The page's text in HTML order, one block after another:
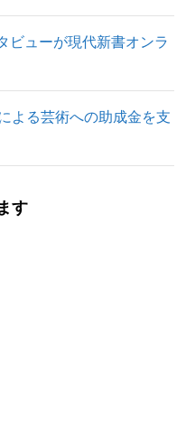
ビューが現代新書オンラ
よる芸術への助成金を支
す